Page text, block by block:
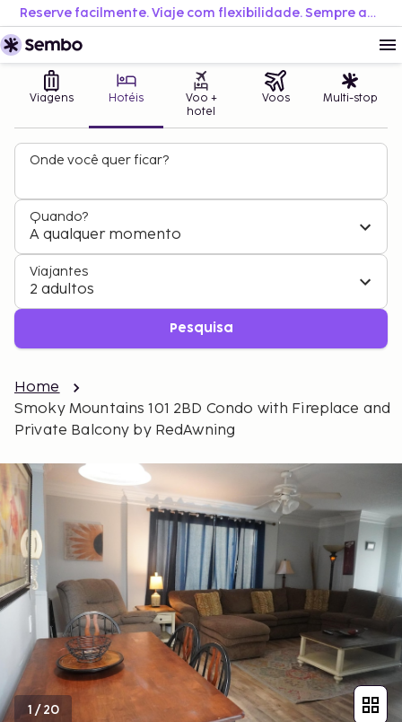
Reserve facilmente. Viaje com flexibilidade. Sempre ao melhor preço.
Viagens Hotéis
Voo +
hotel
Voos Multi-stop
Onde você quer ficar?
Quando?
A qualquer momento
Viajantes
2 adultos
Pesquisa
Home
Smoky Mountains 101 2BD Condo with Fireplace and
Private Balcony by RedAwning
1 /20